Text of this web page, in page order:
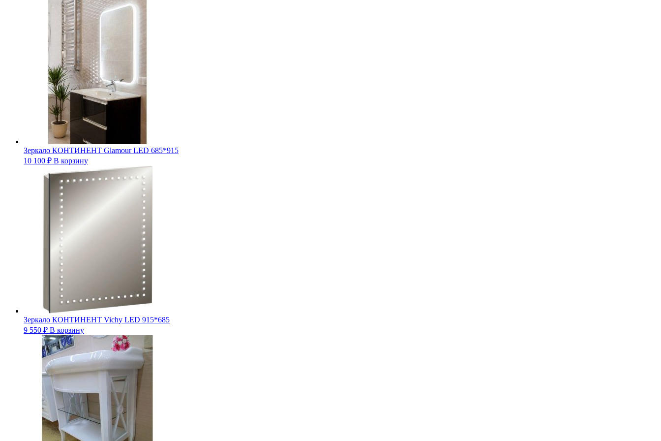
Зеркало КОНТИНЕНТ Glamour LED 685*915
10 100 ₽ В корзину
Зеркало КОНТИНЕНТ Vichy LED 915*685
9 550 ₽ В корзину